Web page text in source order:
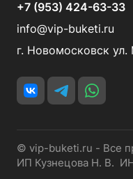
+7 (953) 424-63-33
info@vip-buketi.ru
г. Новомосковск
© vip-buketi.ru - Все
ИП Кузнецова Н. В.